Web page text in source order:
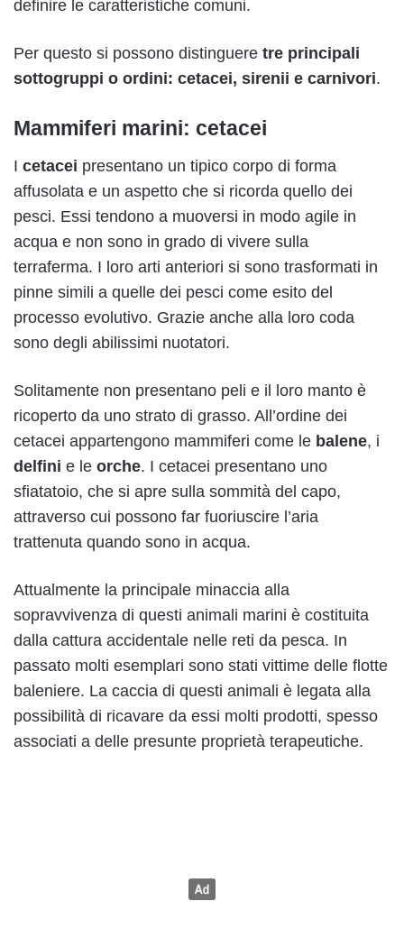
definire le caratteristiche comuni.
Per questo si possono distinguere tre principali
sottogruppi o ordini: cetacei, sirenii e carnivori.
Mammiferi marini: cetacei
I cetacei presentano un tipico corpo di forma
affusolata e un aspetto che si ricorda quello dei
pesci. Essi tendono a muoversi in modo agile in
acqua e non sono in grado di vivere sulla
terraferma. I loro arti anteriori si sono trasformati in
pinne simili a quelle dei pesci come esito del
processo evolutivo. Grazie anche alla loro coda
sono degli abilissimi nuotatori.
Solitamente non presentano peli e il loro manto è
ricoperto da uno strato di grasso. All’ordine dei
cetacei appartengono mammiferi come le balene, i
delfini e le orche. I cetacei presentano uno
sfiatatoio, che si apre sulla sommità del capo,
attraverso cui possono far fuoriuscire l’aria
trattenuta quando sono in acqua.
Attualmente la principale minaccia alla
sopravvivenza di questi animali marini è costituita
dalla cattura accidentale nelle reti da pesca. In
passato molti esemplari sono stati vittime delle flotte
baleniere. La caccia di questi animali è legata alla
possibilità di ricavare da essi molti prodotti, spesso
associati a delle presunte proprietà terapeutiche.